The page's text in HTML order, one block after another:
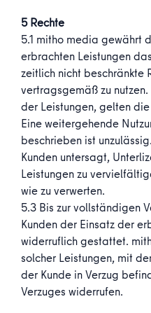
5 Rechte
5.1 mitho media gewährt
erbrachten Leistungen
zeitlich nicht beschränkte
vertragsgemäß zu
der Leistungen, gelten
Eine weitergehende
beschrieben ist
Kunden untersagt,
Leistungen zu
wie zu verwerten.
5.3 Bis zur vollständigen
Kunden der Einsatz der
widerruflich gestattet.
solcher Leistungen, mit
der Kunde in Verzug
Verzuges widerrufen.